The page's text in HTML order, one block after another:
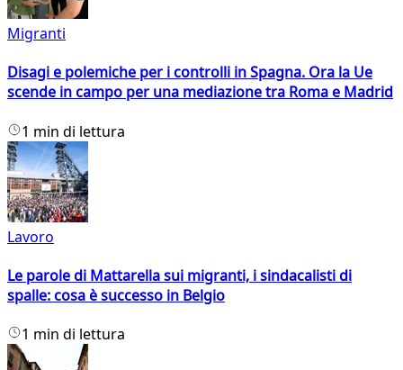
Migranti
Disagi e polemiche per i controlli in Spagna. Ora la Ue
scende in campo per una mediazione tra Roma e Madrid
1 min di lettura
Lavoro
Le parole di Mattarella sui migranti, i sindacalisti di
spalle: cosa è successo in Belgio
1 min di lettura